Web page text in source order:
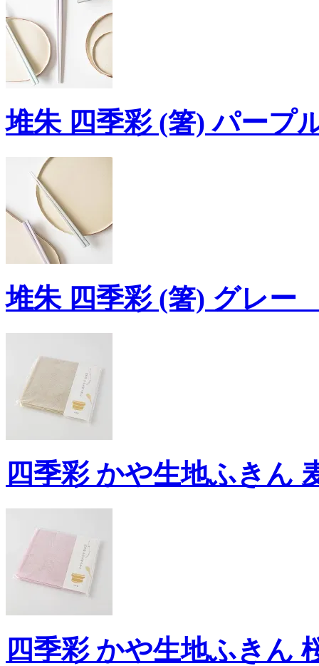
堆朱 四季彩 (箸) パープ
堆朱 四季彩 (箸) グレー
四季彩 かや生地ふきん
四季彩 かや生地ふきん